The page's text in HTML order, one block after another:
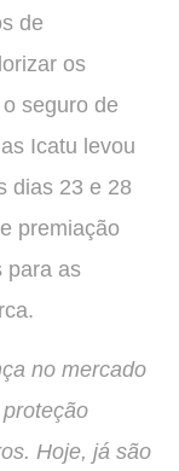
de
os
seguro de
Icatu levou
dias 23 e 28
premiação
para as
no mercado
Hoje, já são